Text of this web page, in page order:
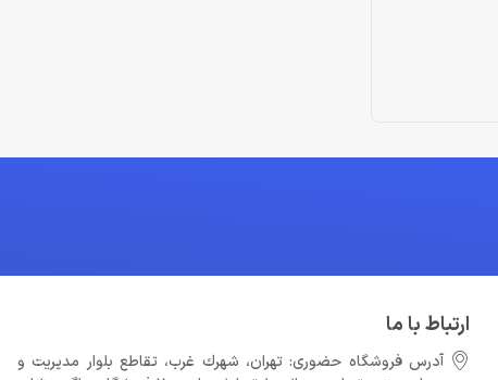
ارتباط با ما
آدرس فروشگاه حضوری: تهران، شهرك غرب، تقاطع بلوار مدیریت و